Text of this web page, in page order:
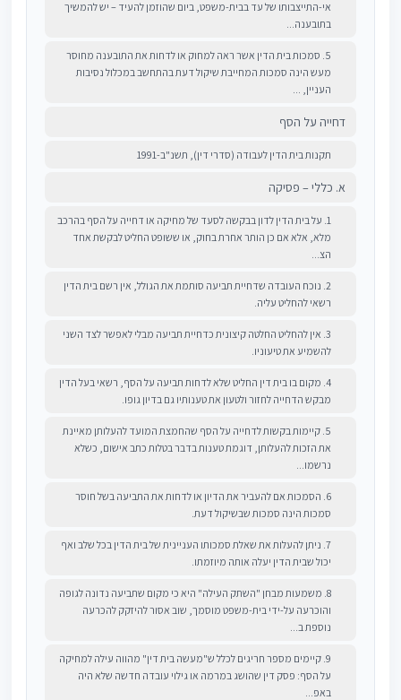
אי-התייצבותו של עד בבית-משפט, ביום שהוזמן להעיד – יש להמשיך
בתובענה...
5. סמכות בית הדין אשר ראה למחוק או לדחות את התובענה מחוסר
מעש הינה סמכות המחייבת שיקול דעת בהתחשב במכלול נסיבות
העניין, ...
דחייה על הסף
תקנות בית הדין לעבודה (סדרי דין), תשנ"ב-1991
א. כללי – פסיקה
1. על בית הדין לדון בבקשה לסעד של מחיקה או דחייה על הסף בהרכב
מלא, אלא אם כן הותר אחרת בחוק, או ששופט החליט לבקשת אחד
הצ...
2. נוכח העובדה שדחיית תביעה סותמת את הגולל, אין רשם בית הדין
רשאי להחליט עליה.
3. אין להחליט החלטה קיצונית כדחיית תביעה מבלי לאפשר לצד השני
להשמיע את טיעוניו.
4. מקום בו בית דין החליט שלא לדחות תביעה על הסף, רשאי בעל הדין
מבקש הדחייה לחזור ולטעון את טענותיו גם בדיון גופו.
5. קיימות בקשות לדחייה על הסף שהחמצת המועד להעלותן מאיינת
את הזכות להעלותן, דוגמת טענות בדבר בטלות כתב אישום, כשלא
נרשמו...
6. הסמכות אם להעביר את הדיון או לדחות את התביעה בשל חוסר
סמכות הינה סמכות שבשיקול דעת.
7. ניתן להעלות את שאלת סמכותו העניינית של בית הדין בכל שלב ואף
יכול שבית הדין יעלה אותה מיוזמתו.
8. משמעות מבחן "השתק העילה" היא כי מקום שתביעה נדונה לגופה
והוכרעה על-ידי בית-משפט מוסמך, שוב אסור להיזקק להכרעה
נוספת ב...
9. קיימים מספר חריגים לכלל ש"מעשה בית דין" מהווה עילה למחיקה
על הסף: פסק דין שהושג במרמה או גילוי עובדה חדשה שלא היה
באפ...